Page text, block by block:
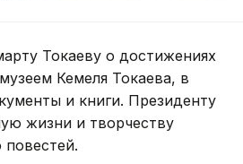
Токаеву о достижениях
Кемеля Токаева, в
и книги. Президенту
жизни и творчеству